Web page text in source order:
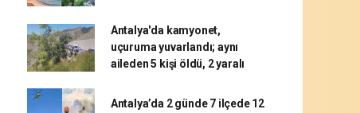
Antalya'da kamyonet,
uçuruma yuvarlandı; aynı
aileden 5 kişi öldü, 2 yaralı
Antalya’da 2 günde 7 ilçede 12